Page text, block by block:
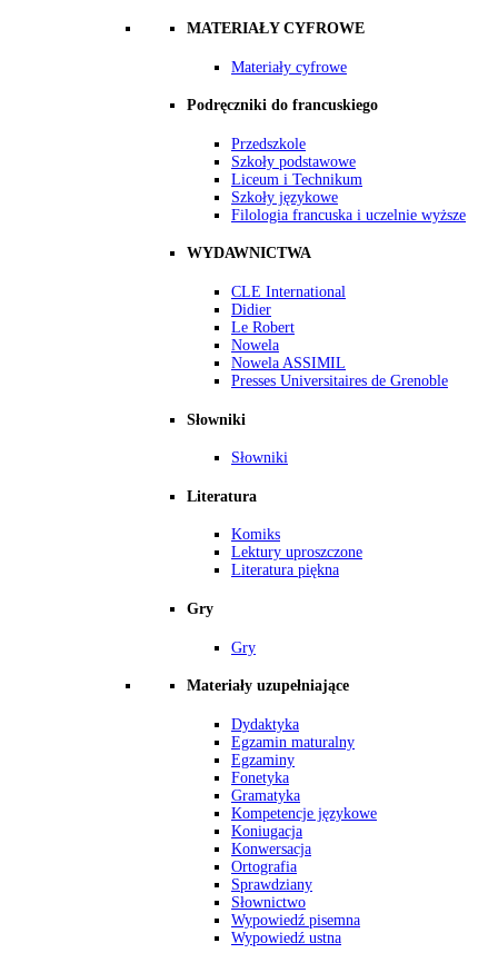
MATERIAŁY CYFROWE
Materiały cyfrowe
Podręczniki do francuskiego
Przedszkole
Szkoły podstawowe
Liceum i Technikum
Szkoły językowe
Filologia francuska i uczelnie wyższe
WYDAWNICTWA
CLE International
Didier
Le Robert
Nowela
Nowela ASSIMIL
Presses Universitaires de Grenoble
Słowniki
Słowniki
Literatura
Komiks
Lektury uproszczone
Literatura piękna
Gry
Gry
Materiały uzupełniające
Dydaktyka
Egzamin maturalny
Egzaminy
Fonetyka
Gramatyka
Kompetencje językowe
Koniugacja
Konwersacja
Ortografia
Sprawdziany
Słownictwo
Wypowiedź pisemna
Wypowiedź ustna